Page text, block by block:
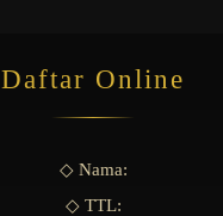
Daftar Online
◇ Nama:
◇ TTL: